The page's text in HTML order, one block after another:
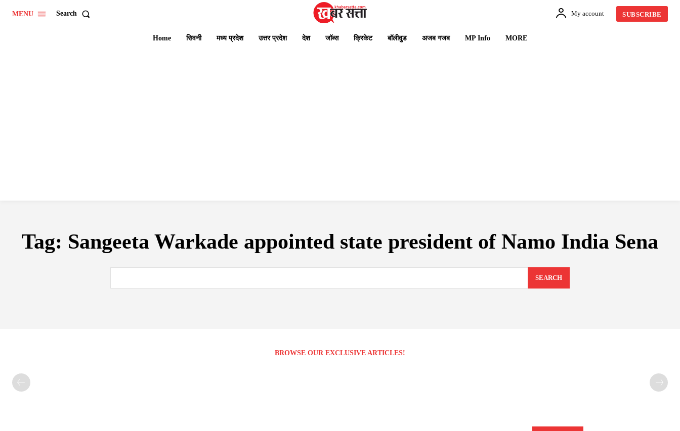
MENU Search My account SUBSCRIBE
Home सिवनी मध्य प्रदेश उत्तर प्रदेश देश जॉब्स क्रिकेट बॉलीवुड अजब गजब MP Info MORE
Tag: Sangeeta Warkade appointed state president of Namo India Sena
SEARCH
BROWSE OUR EXCLUSIVE ARTICLES!